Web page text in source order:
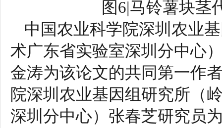
图6|马铃薯块茎
中国农业科学院深圳农业
术广东省实验室深圳分中心
金涛为该论文的共同第一作
院深圳农业基因组研究所（
深圳分中心）张春芝研究员